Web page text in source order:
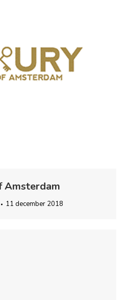
Amsterdam
11 december 2018